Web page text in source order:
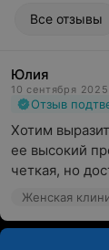
Все отзывы
Юлия
10 сентября 2025
Отзыв
Хотим
ее высокий
четкая, но
Женская